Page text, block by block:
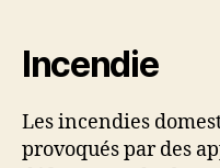
Incendie
Les incendies
provoqués par des